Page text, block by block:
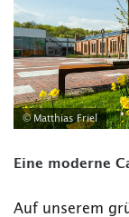
© Matthias Friel
Eine moderne
Auf unserem